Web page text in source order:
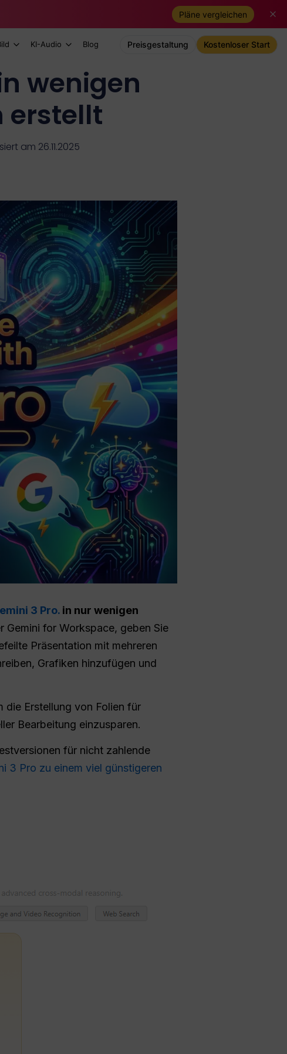
Pläne vergleichen
KI-Audio Blog Preisgestaltung Kostenloser Start
wenigen
erstellt
am 26.11.2025
3 Pro. in nur wenigen
Gemini for Workspace, geben Sie
Präsentation mit mehreren
Grafiken hinzufügen und
die Erstellung von Folien für
Bearbeitung einzusparen.
für nicht zahlende
3 Pro zu einem viel günstigeren